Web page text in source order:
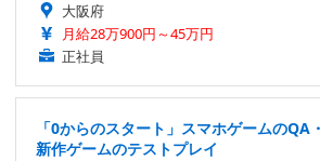
大阪府
月給28万900円～45万円
正社員
「0からのスタート」スマホゲームの
新作ゲームのテストプレイ